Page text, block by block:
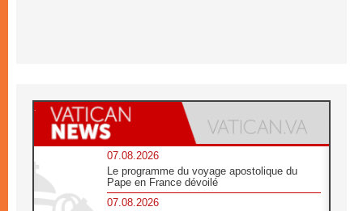
07.08.2026
Le programme du voyage apostolique du
Pape en France dévoilé
07.08.2026